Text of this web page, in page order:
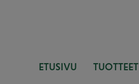
ETUSIVU TUOTTEET